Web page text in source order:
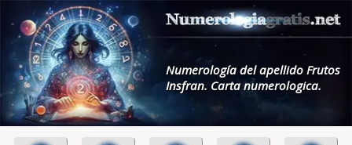
Numerología del apellido Frutos
Insfran. Carta numerologica.